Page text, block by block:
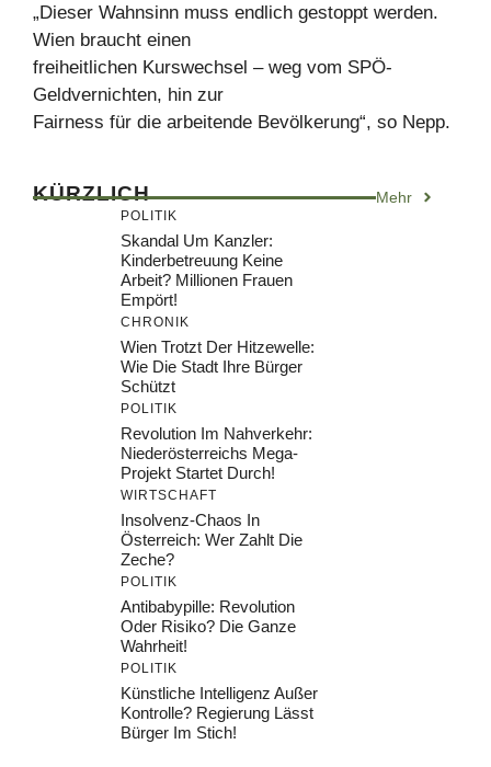
„Dieser Wahnsinn muss endlich gestoppt werden.
Wien braucht einen
freiheitlichen Kurswechsel – weg vom SPÖ-
Geldvernichten, hin zur
Fairness für die arbeitende Bevölkerung“, so Nepp.
KÜRZLICH Mehr
POLITIK
Skandal Um Kanzler:
Kinderbetreuung Keine
Arbeit? Millionen Frauen
Empört!
CHRONIK
Wien Trotzt Der Hitzewelle:
Wie Die Stadt Ihre Bürger
Schützt
POLITIK
Revolution Im Nahverkehr:
Niederösterreichs Mega-
Projekt Startet Durch!
WIRTSCHAFT
Insolvenz-Chaos In
Österreich: Wer Zahlt Die
Zeche?
POLITIK
Antibabypille: Revolution
Oder Risiko? Die Ganze
Wahrheit!
POLITIK
Künstliche Intelligenz Außer
Kontrolle? Regierung Lässt
Bürger Im Stich!